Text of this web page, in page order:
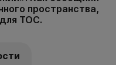
пространства,
ТОС.